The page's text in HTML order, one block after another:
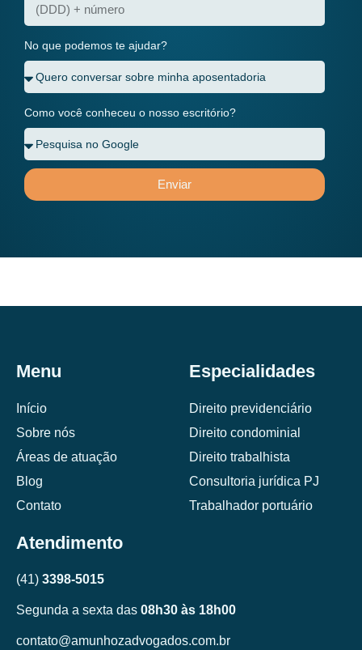
No que podemos te ajudar?
Como você conheceu o nosso escritório?
Enviar
Menu
Início
Sobre nós
Áreas de atuação
Blog
Contato
Especialidades
Direito previdenciário
Direito condominial
Direito trabalhista
Consultoria jurídica PJ
Trabalhador portuário
Atendimento
(41) 3398-5015
Segunda a sexta das 08h30 às 18h00
contato@amunhozadvogados.com.br